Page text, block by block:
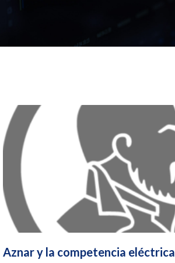
Aznar y la competencia eléctrica